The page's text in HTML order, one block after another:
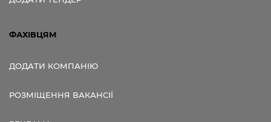
ФАХІВЦЯМ
ДОДАТИ КОМПАНІЮ
РОЗМІЩЕННЯ ВАКАНСІЇ